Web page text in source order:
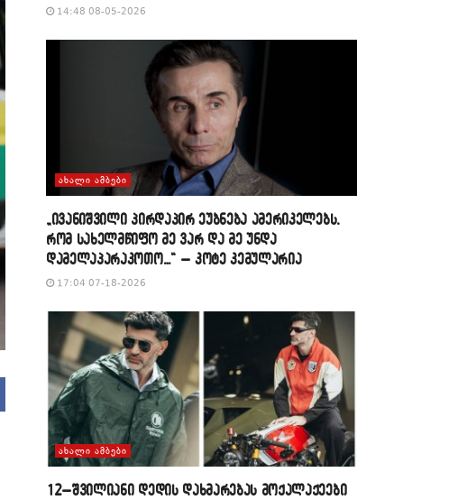
14:48 08-05-2026
ᲐᲮᲐᲚᲘ ᲐᲛᲑᲔᲑᲘ
„ივანიშვილი პირდაპირ ეუბნება ამერიკელებს,
რომ სახელმწიფო მე ვარ და მე უნდა
დამელაპარაკოთო…“ – კოტე კემულარია
17:04 07-18-2026
ᲐᲮᲐᲚᲘ ᲐᲛᲑᲔᲑᲘ
12–შვილიანი დედის დახმარებას მოქალაქეები